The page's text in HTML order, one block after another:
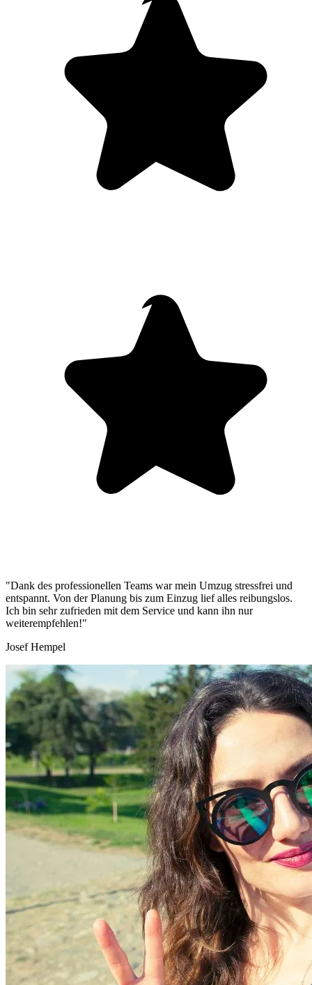
"Dank des professionellen Teams war mein Umzug stressfrei und
entspannt. Von der Planung bis zum Einzug lief alles reibungslos.
Ich bin sehr zufrieden mit dem Service und kann ihn nur
weiterempfehlen!"
Josef Hempel